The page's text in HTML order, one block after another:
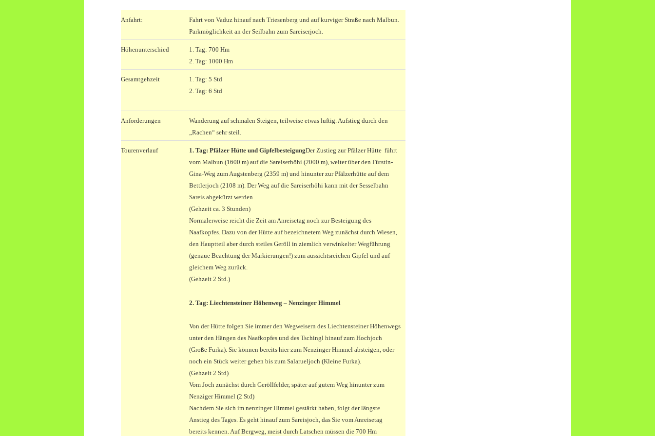
Anfahrt:
Fahrt von Vaduz hinauf nach Triesenberg und auf kurviger Straße nach Malbun.
Parkmöglichkeit an der Seilbahn zum Sareiserjoch.
Höhenunterschied
1. Tag: 700 Hm
2. Tag: 1000 Hm
Gesamtgehzeit
1. Tag: 5 Std
2. Tag: 6 Std
Anforderungen
Wanderung auf schmalen Steigen, teilweise etwas luftig. Aufstieg durch den
„Rachen“ sehr steil.
Tourenverlauf 1. Tag: Pfälzer Hütte und GipfelbesteigungDer Zustieg zur Pfälzer Hütte führt
vom Malbun (1600 m) auf die Sareiserhöhi (2000 m), weiter über den Fürstin-
Gina-Weg zum Augstenberg (2359 m) und hinunter zur Pfälzerhütte auf dem
Bettlerjoch (2108 m). Der Weg auf die Sareiserhöhi kann mit der Sesselbahn
Sareis abgekürzt werden.
(Gehzeit ca. 3 Stunden)
Normalerweise reicht die Zeit am Anreisetag noch zur Besteigung des
Naafkopfes. Dazu von der Hütte auf bezeichnetem Weg zunächst durch Wiesen,
den Hauptteil aber durch steiles Geröll in ziemlich verwinkelter Wegführung
(genaue Beachtung der Markierungen!) zum aussichtsreichen Gipfel und auf
gleichem Weg zurück.
(Gehzeit 2 Std.)
2. Tag: Liechtensteiner Höhenweg – Nenzinger Himmel
Von der Hütte folgen Sie immer den Wegweisern des Liechtensteiner Höhenwegs
unter den Hängen des Naafkopfes und des Tschingl hinauf zum Hochjoch
(Große Furka). Sie können bereits hier zum Nenzinger Himmel absteigen, oder
noch ein Stück weiter gehen bis zum Salarueljoch (Kleine Furka).
(Gehzeit 2 Std)
Vom Joch zunächst durch Geröllfelder, später auf gutem Weg hinunter zum
Nenziger Himmel (2 Std)
Nachdem Sie sich im nenzinger Himmel gestärkt haben, folgt der längste
Anstieg des Tages. Es geht hinauf zum Sareisjoch, das Sie vom Anreisetag
bereits kennen. Auf Bergweg, meist durch Latschen müssen die 700 Hm